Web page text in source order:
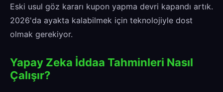
Eski usul göz kararı kupon yapma devri kapandı artık.
2026'da ayakta kalabilmek için teknolojiyle dost
olmak gerekiyor.
Yapay Zeka İddaa Tahminleri Nasıl
Çalışır?